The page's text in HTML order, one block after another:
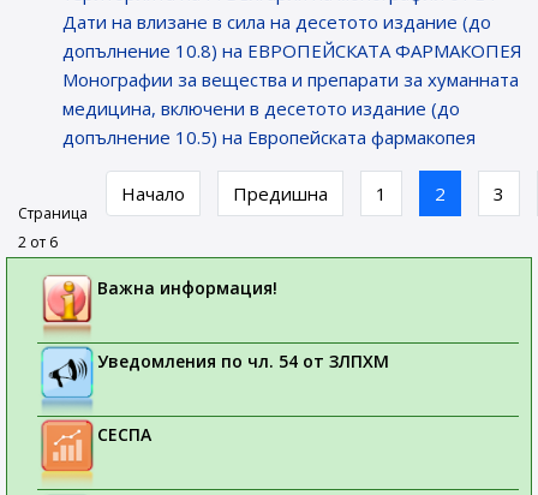
Дати на влизане в сила на десетото издание (до
допълнение 10.8) на ЕВРОПЕЙСКАТА ФАРМАКОПЕЯ
Монографии за вещества и препарати за хуманната
медицина, включени в десетото издание (до
допълнение 10.5) на Европейската фармакопея
Страница
2 от 6
Начало Предишна 1 2 3
Важна информация!
Уведомления по чл. 54 от ЗЛПХМ
СЕСПА